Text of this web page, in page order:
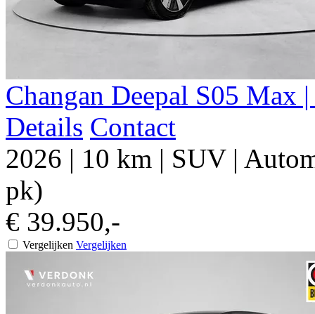
Changan Deepal S05 Max
Details Contact
2026 | 10 km | SUV|
pk)
€ 39.950,-
Vergelijken Vergelijken